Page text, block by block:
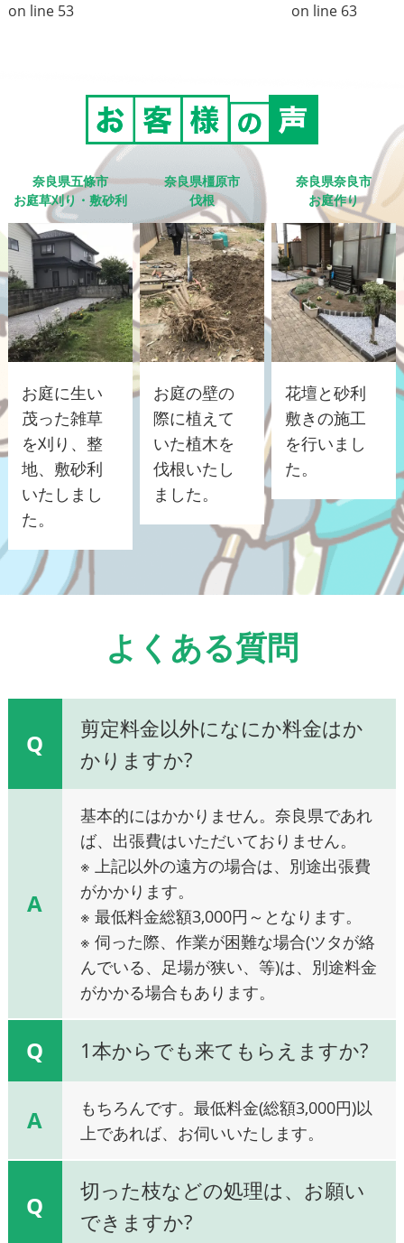
on line 53
on line 63
奈良県五條市
お庭草刈り・敷砂利
お庭に生い
茂った雑草
を刈り、整
地、敷砂利
いたしまし
た。
奈良県橿原市
伐根
お庭の壁の
際に植えて
いた植木を
伐根いたし
ました。
奈良県奈良市
お庭作り
花壇と砂利
敷きの施工
を行いまし
た。
よくある質問
Q
剪定料金以外になにか料金はか
かりますか?
A
基本的にはかかりません。奈良県であれ
ば、出張費はいただいておりません。
※ 上記以外の遠方の場合は、別途出張費
がかかります。
※ 最低料金総額3,000円～となります。
※ 伺った際、作業が困難な場合(ツタが絡
んでいる、足場が狭い、等)は、別途料金
がかかる場合もあります。
Q 1本からでも来てもらえますか?
A
もちろんです。最低料金(総額3,000円)以
上であれば、お伺いいたします。
Q
切った枝などの処理は、お願い
できますか?